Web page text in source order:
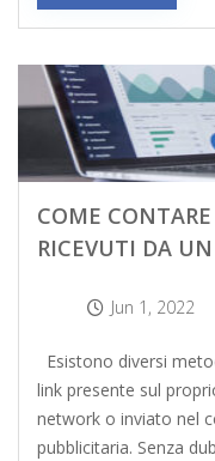
COME
RICEVUTI DA
Jun 1, 2022
Esistono diversi
link presente sul
network o inviato nel
pubblicitaria. Senza